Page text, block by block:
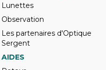
Lunettes
Observation
Les partenaires d'Optique
Sergent
AIDES